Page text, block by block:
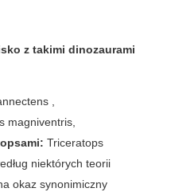
z takimi dinozaurami
,
magniventris,
Triceratops
niektórych teorii
okaz synonimiczny